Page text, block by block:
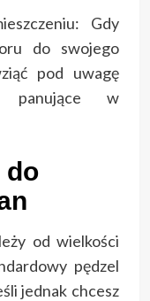
Gdy
do swojego
pod uwagę
panujące w
do
od wielkości
pędzel
jednak chcesz